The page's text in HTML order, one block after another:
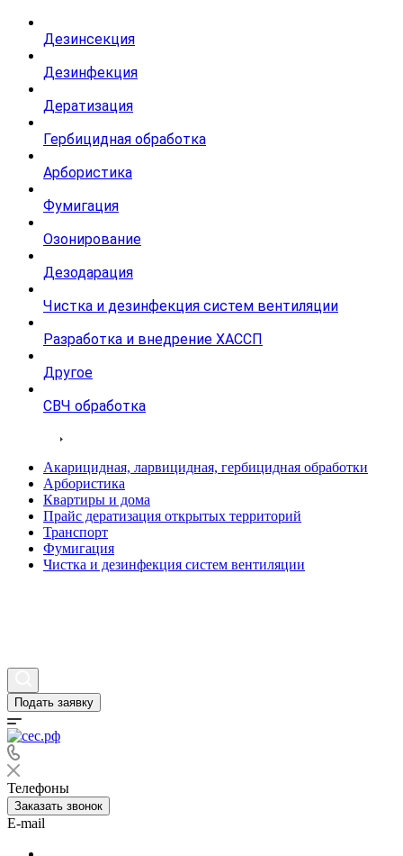
Дезинсекция
Дезинфекция
Дератизация
Гербицидная обработка
Арбористика
Фумигация
Озонирование
Дезодарация
Чистка и дезинфекция систем вентиляции
Разработка и внедрение ХАССП
Другое
СВЧ обработка
Акарицидная, ларвицидная, гербицидная обработки
Арбористика
Квартиры и дома
Прайс дератизация открытых территорий
Транспорт
Фумигация
Чистка и дезинфекция систем вентиляции
Подать заявку
Телефоны
Заказать звонок
E-mail